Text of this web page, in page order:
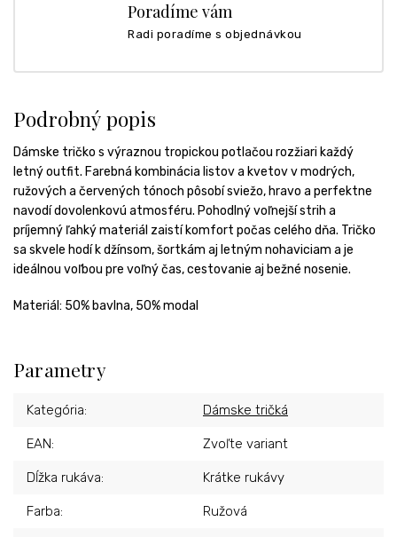
Poradíme vám
Radi poradíme s objednávkou
Podrobný popis
Dámske tričko s výraznou tropickou potlačou rozžiari každý
letný outfit. Farebná kombinácia listov a kvetov v modrých,
ružových a červených tónoch pôsobí sviežo, hravo a perfektne
navodí dovolenkovú atmosféru. Pohodlný voľnejší strih a
príjemný ľahký materiál zaistí komfort počas celého dňa. Tričko
sa skvele hodí k džínsom, šortkám aj letným nohaviciam a je
ideálnou voľbou pre voľný čas, cestovanie aj bežné nosenie.
Materiál: 50% bavlna, 50% modal
Parametry
Kategória: Dámske tričká
EAN: Zvoľte variant
Dĺžka rukáva: Krátke rukávy
Farba: Ružová